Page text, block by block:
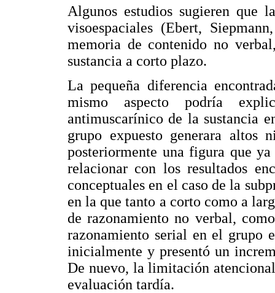
Algunos estudios sugieren que
visoespaciales (Ebert,
memoria de contenido no
sustancia a corto plazo.
La pequeña diferencia
mismo aspecto podría
antimuscarínico de la sustancia
grupo expuesto generara altos
posteriormente una figura que
relacionar con los resultados
conceptuales en el caso de la
en la que tanto a corto como a
de razonamiento no verbal,
razonamiento serial en el grupo
inicialmente y presentó un
De nuevo, la limitación
evaluación tardía.